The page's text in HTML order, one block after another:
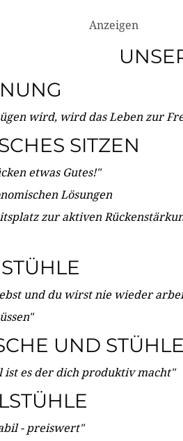
Anzeigen
wird, wird das Leben zur
SITZEN
etwas Gutes!"
Lösungen
zur aktiven
und du wirst nie wieder
UND STÜHLE
es der dich produktiv macht"
- preiswert"